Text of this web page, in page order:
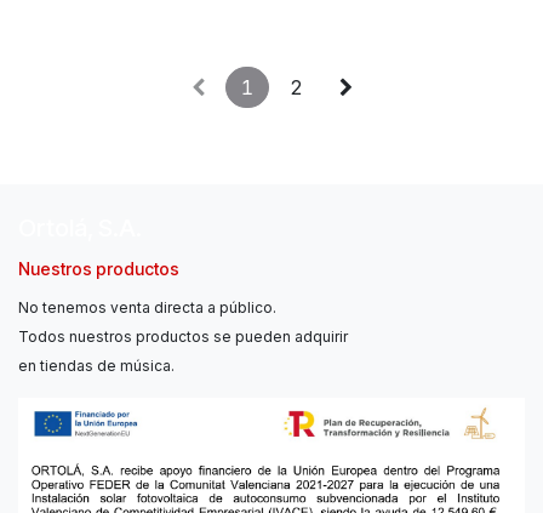
1 2
Nuestros productos
No tenemos venta directa a público.
Todos nuestros productos se pueden adquirir
en tiendas de música.